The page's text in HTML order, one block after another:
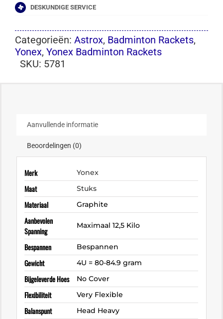
DESKUNDIGE SERVICE
Categorieën: Astrox, Badminton Rackets,
Yonex, Yonex Badminton Rackets
SKU: 5781
Aanvullende informatie
Beoordelingen (0)
Merk Yonex
Maat Stuks
Materiaal Graphite
Aanbevolen
Spanning
Maximaal 12,5 Kilo
Bespannen Bespannen
Gewicht 4U = 80-84.9 gram
Bijgeleverde Hoes No Cover
Flexibiliteit Very Flexible
Balanspunt Head Heavy